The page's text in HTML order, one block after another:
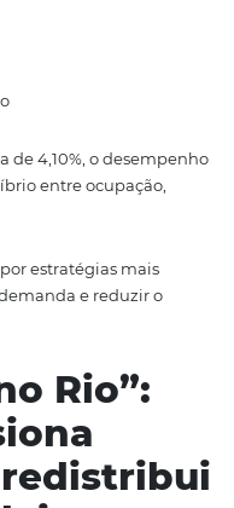
Seguro (-2,7%) e
preço para sustentar
mas
passado, o volume de
pode ser justificado
e 3 em 2026,